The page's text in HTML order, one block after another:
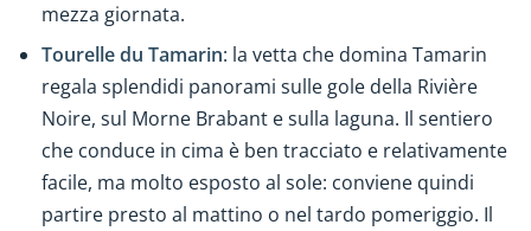
mezza giornata.
Tourelle du Tamarin: la vetta che domina Tamarin
regala splendidi panorami sulle gole della Rivière
Noire, sul Morne Brabant e sulla laguna. Il sentiero
che conduce in cima è ben tracciato e relativamente
facile, ma molto esposto al sole: conviene quindi
partire presto al mattino o nel tardo pomeriggio. Il